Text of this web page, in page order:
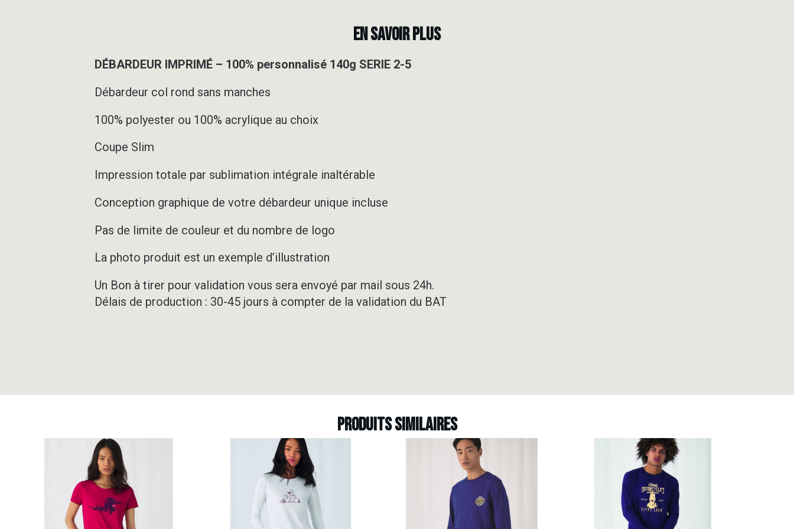
EN SAVOIR PLUS
DÉBARDEUR IMPRIMÉ – 100% personnalisé 140g SERIE 2-5
Débardeur col rond sans manches
100% polyester ou 100% acrylique au choix
Coupe Slim
Impression totale par sublimation intégrale inaltérable
Conception graphique de votre débardeur unique incluse
Pas de limite de couleur et du nombre de logo
La photo produit est un exemple d’illustration
Un Bon à tirer pour validation vous sera envoyé par mail sous 24h.
Délais de production : 30-45 jours à compter de la validation du BAT
Produits similaires